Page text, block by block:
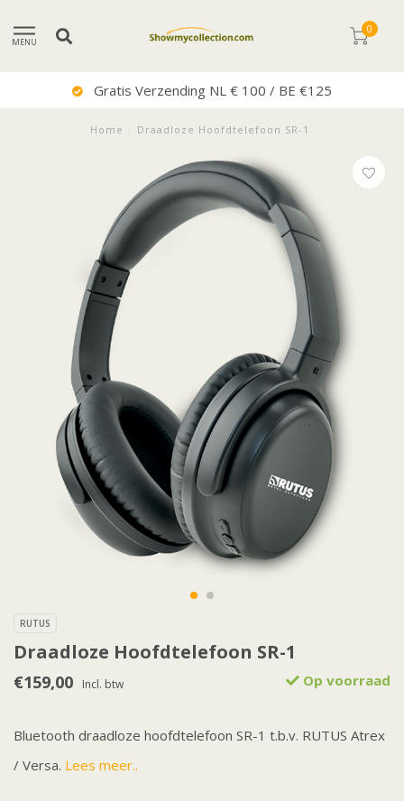
MENU
0
Uitstekende Service
Home Draadloze Hoofdtelefoon SR-1
RUTUS
Draadloze Hoofdtelefoon SR-1
€159,00 Incl. btw Op voorraad
Bluetooth draadloze hoofdtelefoon SR-1 t.b.v. RUTUS Atrex
/ Versa. Lees meer..